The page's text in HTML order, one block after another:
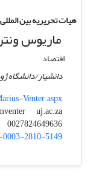
هیات تحریریه بین المللی
ماریوس
اقتصاد
دانشیار/دانشگاه
Venter.aspx
mventer
uj.ac.za
0027824649636
2810-5149